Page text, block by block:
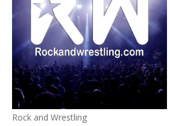
Rock and Wrestling